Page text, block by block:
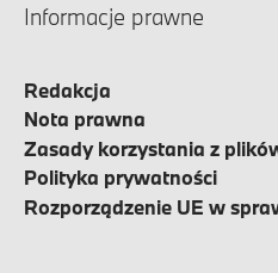
Informacje prawne
Redakcja
Nota prawna
Zasady korzystania z
Polityka prywatności
Rozporządzenie UE w